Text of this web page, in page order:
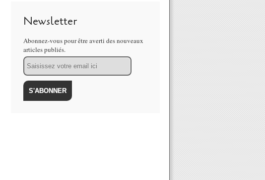
Newsletter
Abonnez-vous pour être averti des nouveaux
articles publiés.
Email